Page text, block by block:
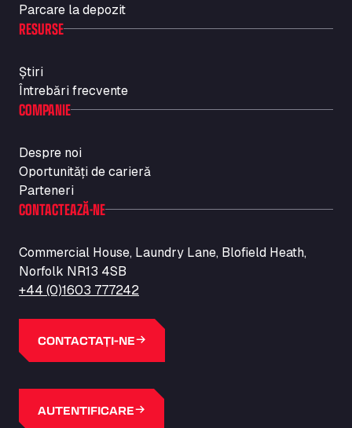
Parcare la depozit
RESURSE
Știri
Întrebări frecvente
COMPANIE
Despre noi
Oportunități de carieră
Parteneri
CONTACTEAZĂ-NE
Commercial House, Laundry Lane, Blofield Heath,
Norfolk NR13 4SB
+44 (0)1603 777242
CONTACTAȚI-NE
AUTENTIFICARE